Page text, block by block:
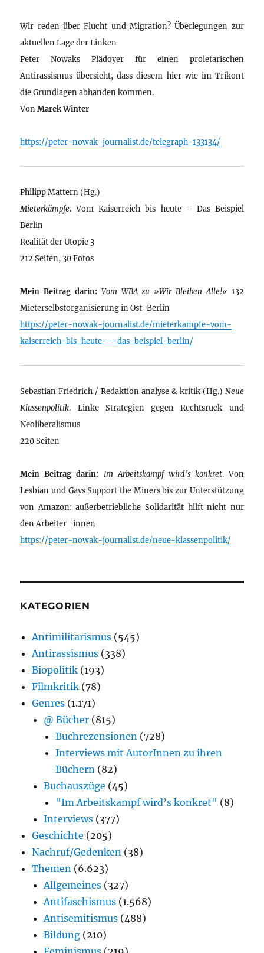
Wir reden über Flucht und Migration? Überlegungen zur
aktuellen Lage der Linken
Peter Nowaks Plädoyer für einen proletarischen
Antirassismus übersieht, dass diesem hier wie im Trikont
die Grundlagen abhanden kommen.
VonMarek Winter
https://peter-nowak-journalist.de/telegraph-133134/
Philipp Mattern (Hg.)
Mieterkämpfe. Vom Kaiserreich bis heute – Das Beispiel
Berlin
Realität der Utopie 3
212 Seiten, 30 Fotos
Mein Beitrag darin: Vom WBA zu »Wir Bleiben Alle!« 132
Mieterselbstorganisierung in Ost-Berlin
https://peter-nowak-journalist.de/mieterkampfe-vom-
kaiserreich-bis-heute-–-das-beispiel-berlin/
Sebastian Friedrich / Redaktion analyse & kritik (Hg.) Neue
Klassenpolitik. Linke Strategien gegen Rechtsruck und
Neoliberalismus
220 Seiten
Mein Beitrag darin: Im Arbeitskampf wird’s konkret. Von
Lesbian und Gays Support the Miners bis zur Unterstützung
von Amazon: außerbetriebliche Solidarität hilft nicht nur
den Arbeiter_innen
https://peter-nowak-journalist.de/neue-klassenpolitik/
KATEGORIEN
Antimilitarismus (545)
Antirassismus (338)
Biopolitik (193)
Filmkritik (78)
Genres (1.171)
@ Bücher (815)
Buchrezensionen (728)
Interviews mit AutorInnen zu ihren
Büchern (82)
Buchauszüge (45)
"Im Arbeitskampf wird’s konkret" (8)
Interviews (377)
Geschichte (205)
Nachruf/Gedenken (38)
Themen (6.623)
Allgemeines (327)
Antifaschismus (1.568)
Antisemitismus (488)
Bildung (210)